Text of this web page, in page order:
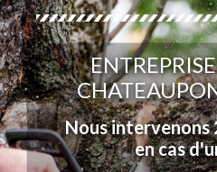
Nous
en cas